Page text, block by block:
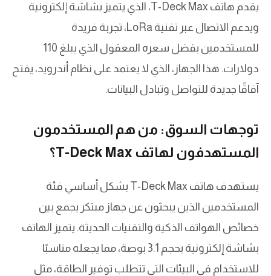
يقدم هاتف T-Deck Max، الذي يتميز بشاشة إلكترونية
ويدعم الاتصال عبر تقنية LoRa، تجربة فريدة
للمستخدمين بفضل سعره المعقول الذي يبلغ 110
دولارات. هذا الجهاز، الذي لا يعتمد على نظام أندرويد، يفتح
آفاقًا جديدة للتواصل وتبادل البيانات.
توجهات السوق: من هم المستخدمون
المستهدفون لهاتف T-Deck Max؟
يستهدف هاتف T-Deck Max بشكل أساسي فئة
المستخدمين الذين يبحثون عن جهاز مبتكر يجمع بين
خصائص الهواتف الذكية والتقنيات الحديثة. يتميز الهاتف
بشاشة إلكترونية بحجم 3.1 بوصة، مما يجعله مناسبًا
للاستخدام في البيئات التي تتطلب توفير الطاقة، مثل